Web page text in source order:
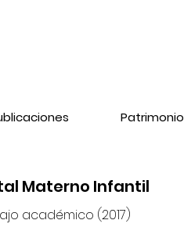
Patrimonio
Materno Infantil
académico (2017)